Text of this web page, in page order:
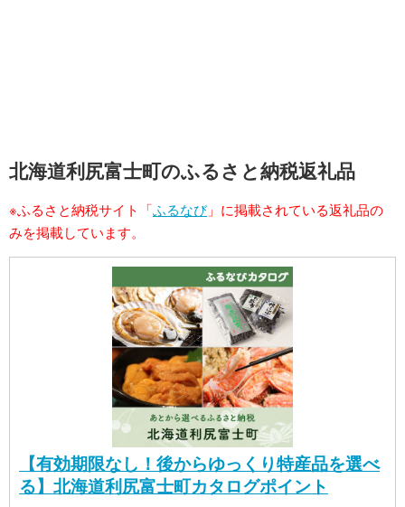
北海道利尻富士町のふるさと納税返礼品
※ふるさと納税サイト「ふるなび」に掲載されている返礼品の
みを掲載しています。
【有効期限なし！後からゆっくり特産品を選べ
る】北海道利尻富士町カタログポイント